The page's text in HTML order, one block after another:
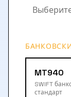
MT940
SWIFT
стандарт